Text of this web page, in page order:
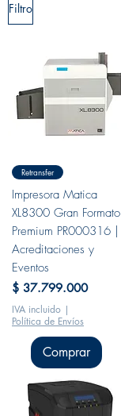
Filtro
Retransfer
Impresora Matica
XL8300 Gran Formato
Premium PR000316 |
Acreditaciones y
Eventos
Precio
$ 37.799.000
IVA incluido |
Política de Envíos
Comprar